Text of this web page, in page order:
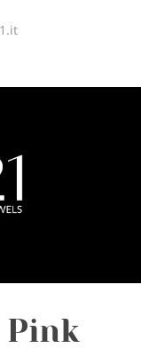
Pink